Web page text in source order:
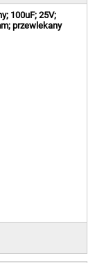
100uF; 25V;
przewlekany